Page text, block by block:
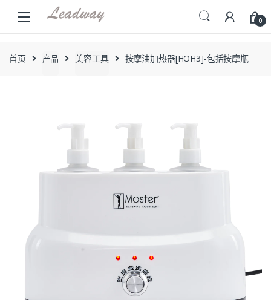
navigation
content
0
首页 产品 美容工具 按摩油加热器[HOH3]-包括按摩瓶